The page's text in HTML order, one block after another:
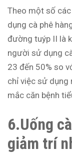
Theo một số
dụng cà phê
đường tuýp II là
người sử dụng
23 đến 50% so
chỉ việc sử dụng
mắc căn bệnh
6.Uống
giảm trí